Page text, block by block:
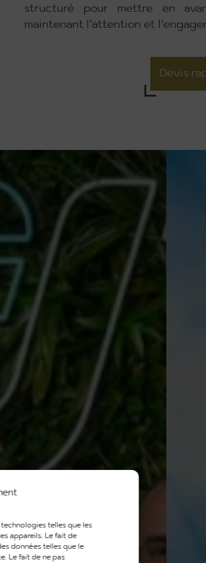
telles que les
appareils. Le fait de
données telles que le
Le fait de ne pas
structuré pour mettre en
maintenant l’attention et
Devis